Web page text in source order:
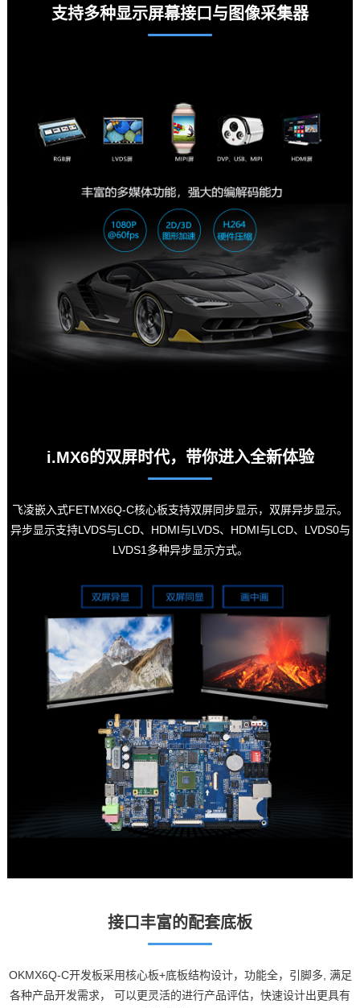
支持多种显示屏幕接口与图像采集器
i.MX6的双屏时代，带你进入全新体验
飞凌嵌入式FETMX6Q-C核心板支持双屏同步显示，双屏异步显示。
异步显示支持LVDS与LCD、HDMI与LVDS、HDMI与LCD、LVDS0与
LVDS1多种异步显示方式。
接口丰富的配套底板
OKMX6Q-C开发板采用核心板+底板结构设计，功能全，引脚多, 满足
各种产品开发需求， 可以更灵活的进行产品评估，快速设计出更具有